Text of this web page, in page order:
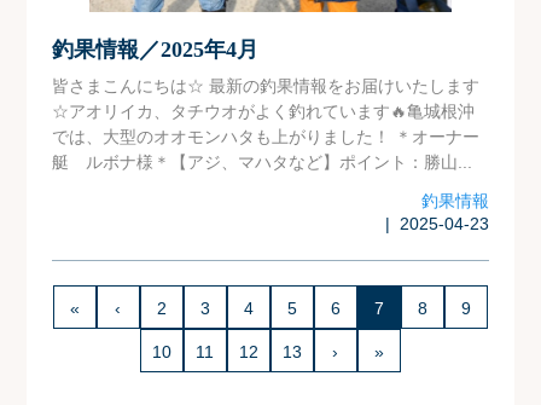
釣果情報／2025年4月
皆さまこんにちは☆ 最新の釣果情報をお届けいたします
☆アオリイカ、タチウオがよく釣れています🔥亀城根沖
では、大型のオオモンハタも上がりました！ ＊オーナー
艇 ルボナ様＊【アジ、マハタなど】ポイント：勝山...
釣果情報
| 2025-04-23
« ‹ 2 3 4 5 6 7 8 9
10 11 12 13 › »